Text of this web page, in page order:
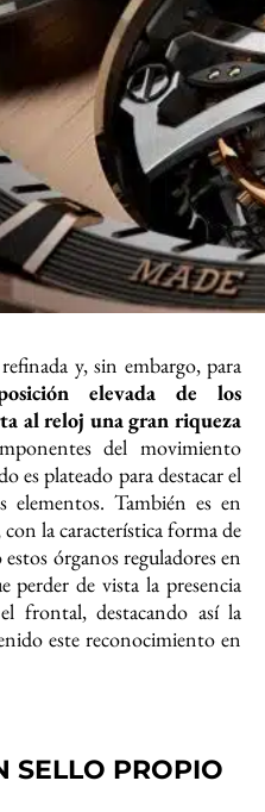
y, sin embargo, para
elevada de los
al reloj una gran riqueza
del movimiento
es plateado para destacar el
También es en
la característica forma de
órganos reguladores en
perder de vista la presencia
frontal, destacando así la
este reconocimiento en
SELLO PROPIO